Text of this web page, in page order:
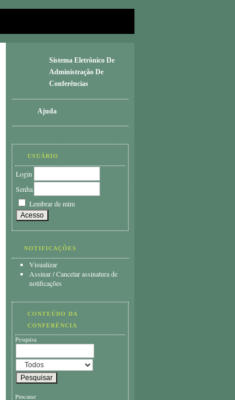
Sistema Eletrônico De
Administração De
Conferências
Ajuda
USUÁRIO
Login
Senha
Lembrar de mim
NOTIFICAÇÕES
Visualizar
Assinar/Cancelar assinatura de
notificações
CONTEÚDO DA
CONFERÊNCIA
Pesquisa
Procurar